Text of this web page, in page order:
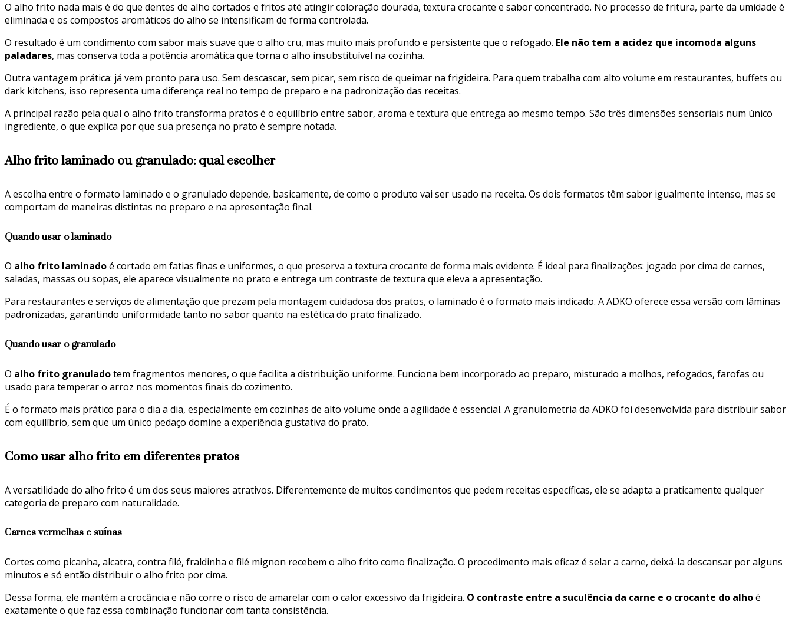
O alho frito nada mais é do que dentes de alho cortados e fritos até atingir coloração dourada, textura crocante e sabor concentrado. No processo de fritura, parte da umidade é
eliminada e os compostos aromáticos do alho se intensificam de forma controlada.
O resultado é um condimento com sabor mais suave que o alho cru, mas muito mais profundo e persistente que o refogado. Ele não tem a acidez que incomoda alguns
paladares, mas conserva toda a potência aromática que torna o alho insubstituível na cozinha.
Outra vantagem prática: já vem pronto para uso. Sem descascar, sem picar, sem risco de queimar na frigideira. Para quem trabalha com alto volume em restaurantes, buffets ou
dark kitchens, isso representa uma diferença real no tempo de preparo e na padronização das receitas.
A principal razão pela qual o alho frito transforma pratos é o equilíbrio entre sabor, aroma e textura que entrega ao mesmo tempo. São três dimensões sensoriais num único
ingrediente, o que explica por que sua presença no prato é sempre notada.
Alho frito laminado ou granulado: qual escolher
A escolha entre o formato laminado e o granulado depende, basicamente, de como o produto vai ser usado na receita. Os dois formatos têm sabor igualmente intenso, mas se
comportam de maneiras distintas no preparo e na apresentação final.
Quando usar o laminado
O alho frito laminadoé cortado em fatias finas e uniformes, o que preserva a textura crocante de forma mais evidente. É ideal para finalizações: jogado por cima de carnes,
saladas, massas ou sopas, ele aparece visualmente no prato e entrega um contraste de textura que eleva a apresentação.
Para restaurantes e serviços de alimentação que prezam pela montagem cuidadosa dos pratos, o laminado é o formato mais indicado. A ADKO oferece essa versão com lâminas
padronizadas, garantindo uniformidade tanto no sabor quanto na estética do prato finalizado.
Quando usar o granulado
O alho frito granuladotem fragmentos menores, o que facilita a distribuição uniforme. Funciona bem incorporado ao preparo, misturado a molhos, refogados, farofas ou
usado para temperar o arroz nos momentos finais do cozimento.
É o formato mais prático para o dia a dia, especialmente em cozinhas de alto volume onde a agilidade é essencial. A granulometria da ADKO foi desenvolvida para distribuir sabor
com equilíbrio, sem que um único pedaço domine a experiência gustativa do prato.
Como usar alho frito em diferentes pratos
A versatilidade do alho frito é um dos seus maiores atrativos. Diferentemente de muitos condimentos que pedem receitas específicas, ele se adapta a praticamente qualquer
categoria de preparo com naturalidade.
Carnes vermelhas e suínas
Cortes como picanha, alcatra, contra filé, fraldinha e filé mignon recebem o alho frito como finalização. O procedimento mais eficaz é selar a carne, deixá-la descansar por alguns
minutos e só então distribuir o alho frito por cima.
Dessa forma, ele mantém a crocância e não corre o risco de amarelar com o calor excessivo da frigideira. O contraste entre a suculência da carne e o crocante do alhoé
exatamente o que faz essa combinação funcionar com tanta consistência.